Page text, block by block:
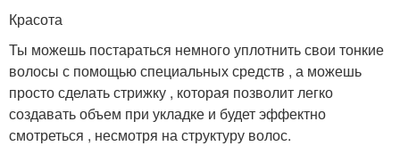
Красота
Ты можешь постараться немного уплотнить свои тонкие
волосы с помощью специальных средств , а можешь
просто сделать стрижку , которая позволит легко
создавать объем при укладке и будет эффектно
смотреться , несмотря на структуру волос.